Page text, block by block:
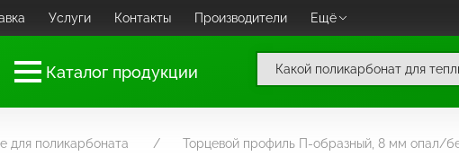
Услуги Контакты Производители Ещё
Каталог продукции
для поликарбоната Торцевой профиль П-образный, 8 мм опал/